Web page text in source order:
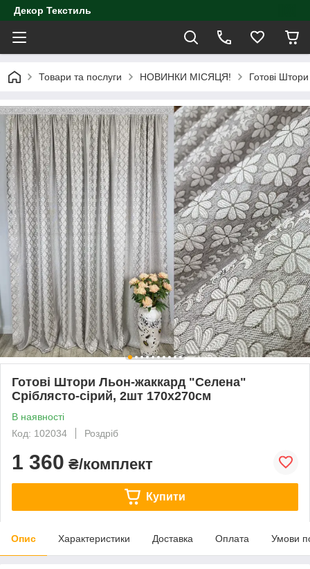
Декор Текстиль
Товари та послуги НОВИНКИ МІСЯЦЯ! Готові
Готові Штори Льон-жаккард "Селена"
Сріблясто-сірий, 2шт 170х270см
В наявності
Код: 102034
Роздріб
1 360 ₴/комплект
Купити
Опис Характеристики Доставка Оплата Умови